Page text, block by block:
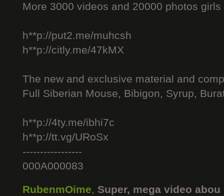
More 3000 videos and 20000 photos
h**p://put2.me/muhcsh
h**p://citly.me/47kMX
The new and exclusive material and
Full Siberian Mouse, Bibigon, Syrup,
h**p://4ty.me/ibhi7c
h**p://tt.vg/URoSx
-----------------
000A000083
RubenmOime, Super, mega video abou